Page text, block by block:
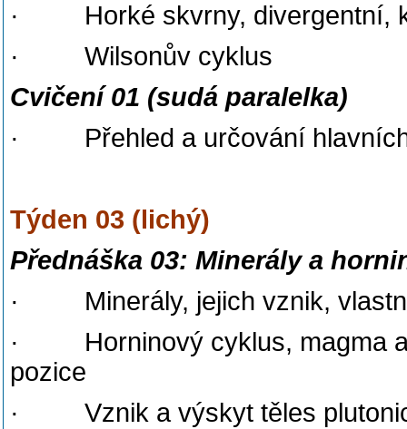
· Horké skvrny, divergentní,
· Wilsonův cyklus
Cvičení 01 (sudá paralelka)
· Přehled a určování hlavních
Týden 03 (lichý)
Přednáška 03: Minerály a
· Minerály, jejich vznik,
· Horninový cyklus, magma a
pozice
· Vznik a výskyt těles